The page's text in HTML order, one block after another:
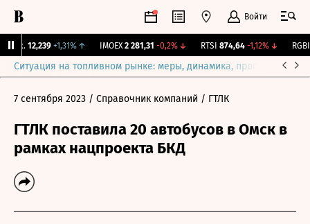
Войти
12,239 +1,31% ↑ IMOEX 2 281,31 -0,2%↓ RTSI 874,64 -1,12%↓ RGBI
Ситуация на топливном рынке: меры, динамика, прогнозы
7 сентября 2023 / Справочник компаний / ГТЛК
ГТЛК поставила 20 автобусов в Омск в
рамках нацпроекта БКД